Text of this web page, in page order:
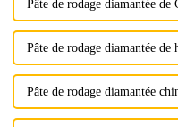
Pâte de rodage diamantée de
Pâte de rodage diamantée de
Pâte de rodage diamantée